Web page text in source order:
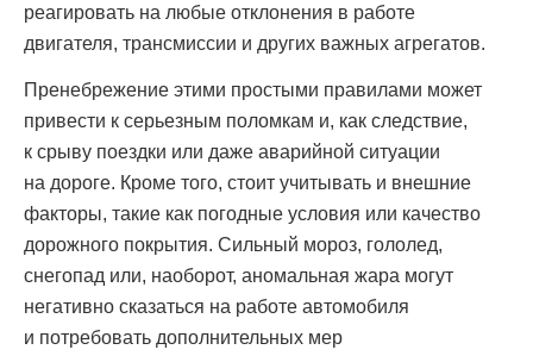
реагировать на любые отклонения в работе
двигателя, трансмиссии и других важных агрегатов.
Пренебрежение этими простыми правилами может
привести к серьезным поломкам и, как следствие,
к срыву поездки или даже аварийной ситуации
на дороге. Кроме того, стоит учитывать и внешние
факторы, такие как погодные условия или качество
дорожного покрытия. Сильный мороз, гололед,
снегопад или, наоборот, аномальная жара могут
негативно сказаться на работе автомобиля
и потребовать дополнительных мер